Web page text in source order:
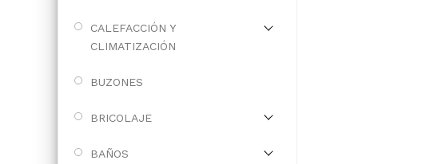
CALEFACCIÓN Y
CLIMATIZACIÓN
BUZONES
BRICOLAJE
BAÑOS